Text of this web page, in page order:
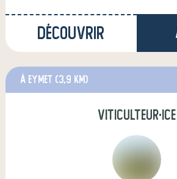
Découvrir
à eymet (3,9 km)
viticulteur·ice